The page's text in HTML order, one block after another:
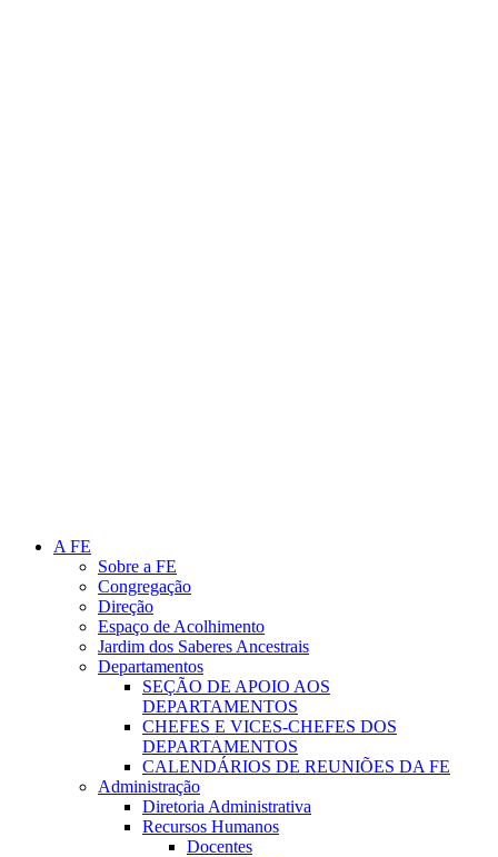
A FE
Sobre a FE
Congregação
Direção
Espaço de Acolhimento
Jardim dos Saberes Ancestrais
Departamentos
SEÇÃO DE APOIO AOS
DEPARTAMENTOS
CHEFES E VICES-CHEFES DOS
DEPARTAMENTOS
CALENDÁRIOS DE REUNIÕES DA FE
Administração
Diretoria Administrativa
Recursos Humanos
Docentes